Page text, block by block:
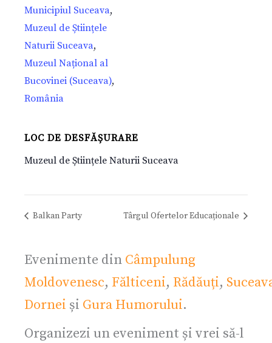
Municipiul Suceava,
Muzeul de Științele
Naturii Suceava,
Muzeul Național al
Bucovinei (Suceava),
România
LOC DE DESFĂȘURARE
Muzeul de Științele Naturii Suceava
Balkan Party Târgul Ofertelor Educaționale
Evenimente din Câmpulung
Moldovenesc, Fălticeni, Rădăuți,
Dornei și Gura Humorului.
Organizezi un eveniment și vrei să-l